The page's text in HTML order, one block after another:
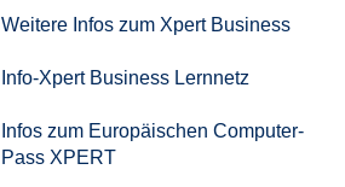
Weitere Infos zum Xpert Business
Info-Xpert Business Lernnetz
Infos zum Europäischen Computer-
Pass XPERT